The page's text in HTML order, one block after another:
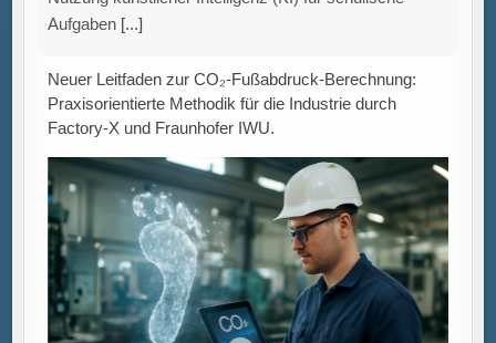
Berechnung des CO₂-Fußabdrucks von
Industrieprodukten Die Ermittlung des CO₂-
Fußabdrucks eines Produkts entlang der gesamten
Wertschöpfungskette stellt Unternehmen vor vielfältige
Herausforderungen –[...]
Gezielte Förderprogramme stärken grüne
Innovationen: Unterstützung für umweltfreundliche
Technologien trifft unterschiedlichen Innovationsbedarf.